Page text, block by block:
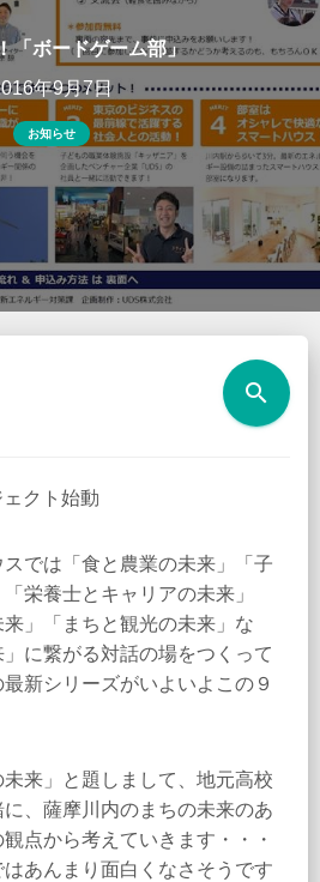
「ボードゲーム部」
年9月7日
お知らせ
search
クト始動
では「食と農業の未来」「子
栄養士とキャリアの未来」
来」「まちと観光の未来」な
に繋がる対話の場をつくって
新シリーズがいよいよこの９
未来」と題しまして、地元高校
、薩摩川内のまちの未来のあ
点から考えていきます・・・
あんまり面白くなさそうです